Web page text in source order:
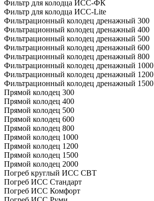
Фильтр для колодца ИСС-ФК
Фильтр для колодца ИСС-Lite
Фильтрационный колодец дренажный 300
Фильтрационный колодец дренажный 400
Фильтрационный колодец дренажный 500
Фильтрационный колодец дренажный 600
Фильтрационный колодец дренажный 800
Фильтрационный колодец дренажный 1000
Фильтрационный колодец дренажный 1200
Фильтрационный колодец дренажный 1500
Прямой колодец 300
Прямой колодец 400
Прямой колодец 500
Прямой колодец 600
Прямой колодец 800
Прямой колодец 1000
Прямой колодец 1200
Прямой колодец 1500
Прямой колодец 2000
Погреб круглый ИСС СВТ
Погреб ИСС Стандарт
Погреб ИСС Комфорт